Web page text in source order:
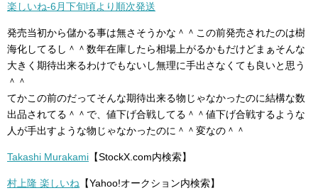
楽しいね-6月下旬頃より順次発送
発売当初から儲かる事は無さそうかな＾＾この前発売されたのは樹
海化してるし＾＾数年在庫したら相場上がるかもだけどまぁそんな
大きく期待出来るわけでもないし無理に手出さなくても良いと思う
＾＾
てかこの前のだってそんな期待出来る物じゃなかったのに結構な数
出品されてる＾＾で、値下げ合戦してる＾＾値下げ合戦するような
人が手出すような物じゃなかったのに＾＾変なの＾＾
Takashi Murakami 【StockX.com内検索】
村上隆 楽しいね 【Yahoo!オークション内検索】